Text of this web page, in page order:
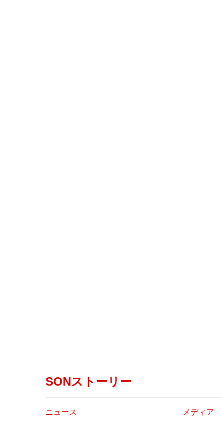
SONストーリー
ニュース メディア